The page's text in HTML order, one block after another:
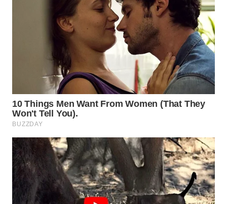
WN
SEMARANG
WN
SOLO
WN
BOROBUDUR
WN
MADURA